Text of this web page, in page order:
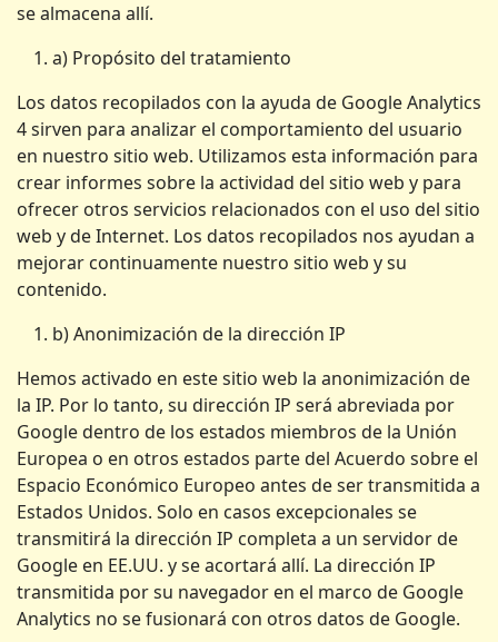
se almacena allí.
a) Propósito del tratamiento
Los datos recopilados con la ayuda de Google Analytics
4 sirven para analizar el comportamiento del usuario
en nuestro sitio web. Utilizamos esta información para
crear informes sobre la actividad del sitio web y para
ofrecer otros servicios relacionados con el uso del sitio
web y de Internet. Los datos recopilados nos ayudan a
mejorar continuamente nuestro sitio web y su
contenido.
b) Anonimización de la dirección IP
Hemos activado en este sitio web la anonimización de
la IP. Por lo tanto, su dirección IP será abreviada por
Google dentro de los estados miembros de la Unión
Europea o en otros estados parte del Acuerdo sobre el
Espacio Económico Europeo antes de ser transmitida a
Estados Unidos. Solo en casos excepcionales se
transmitirá la dirección IP completa a un servidor de
Google en EE.UU. y se acortará allí. La dirección IP
transmitida por su navegador en el marco de Google
Analytics no se fusionará con otros datos de Google.